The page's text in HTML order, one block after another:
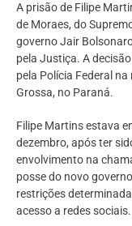
A prisão de Filipe
de Moraes, do
governo Jair
pela Justiça. A
pela Polícia Federal
Grossa, no Paraná.
Filipe Martins estava
dezembro, após ter
envolvimento na
posse do novo
restrições
acesso a redes sociais.